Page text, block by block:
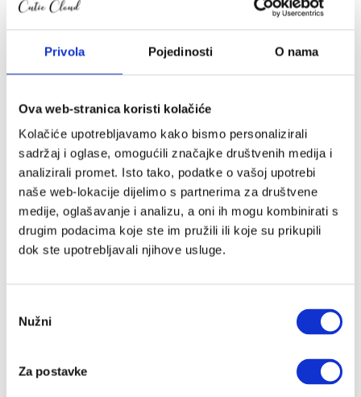
Privola Pojedinosti O nama
Ova web-stranica koristi kolačiće
Kolačiće upotrebljavamo kako bismo personalizirali
sadržaj i oglase, omogućili značajke društvenih medija i
analizirali promet. Isto tako, podatke o vašoj upotrebi
naše web-lokacije dijelimo s partnerima za društvene
medije, oglašavanje i analizu, a oni ih mogu kombinirati s
drugim podacima koje ste im pružili ili koje su prikupili
dok ste upotrebljavali njihove usluge.
pristanka
Nužni
Za postavke
Njihaljke i ležaljke
Vreće za spavanje
Dekice
Tetra pelene
Mobili i vrtuljci
Baldahin
Lampice i projektori
Baby monitori
Dječja kolica i nosiljke
2u1 kolica
Kišobran kolica
Sportska sjedišta
Dječja kolica